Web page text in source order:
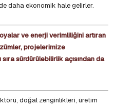
daha ekonomik hale gelirler.
ve enerji verimliliğini artıran
projelerimize
sürdürülebilirlik açısından da
doğal zenginlikleri, üretim